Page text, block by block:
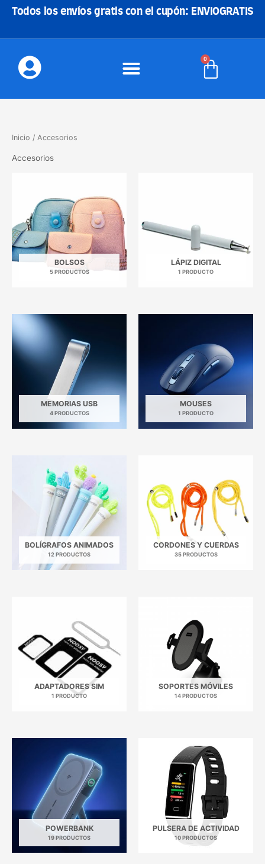
Todos los envíos gratis con el cupón: ENVIOGRATIS
0
Carrito
Inicio / Accesorios
Accesorios
BOLSOS
5 PRODUCTOS
LÁPIZ DIGITAL
1 PRODUCTO
MEMORIAS USB
4 PRODUCTOS
MOUSES
1 PRODUCTO
BOLÍGRAFOS ANIMADOS
12 PRODUCTOS
CORDONES Y CUERDAS
35 PRODUCTOS
ADAPTADORES SIM
1 PRODUCTO
SOPORTES MÓVILES
14 PRODUCTOS
POWERBANK
19 PRODUCTOS
PULSERA DE ACTIVIDAD
10 PRODUCTOS